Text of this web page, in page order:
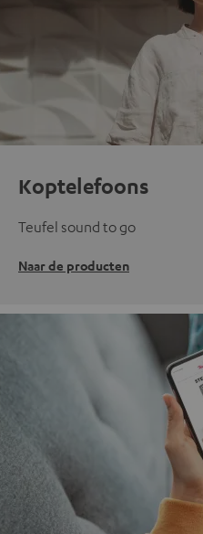
Koptelefoons
Teufel sound to go
Naar de producten